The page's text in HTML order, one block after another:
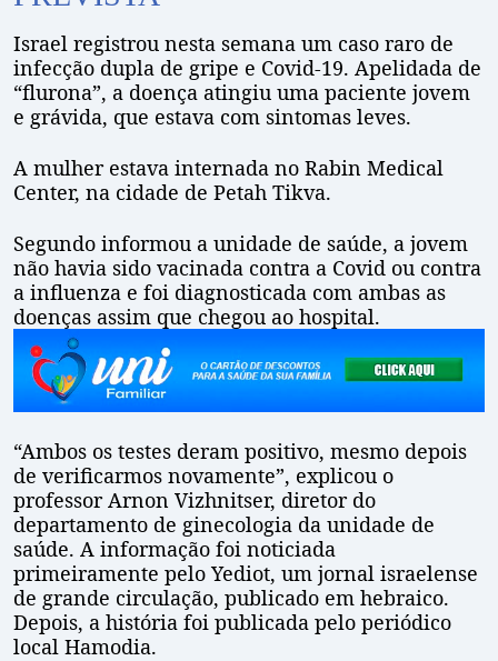
Israel registrou nesta semana um caso raro de
infecção dupla de gripe e Covid-19. Apelidada de
“flurona”, a doença atingiu uma paciente jovem
e grávida, que estava com sintomas leves.
A mulher estava internada no Rabin Medical
Center, na cidade de Petah Tikva.
Segundo informou a unidade de saúde, a jovem
não havia sido vacinada contra a Covid ou contra
a influenza e foi diagnosticada com ambas as
doenças assim que chegou ao hospital.
“Ambos os testes deram positivo, mesmo depois
de verificarmos novamente”, explicou o
professor Arnon Vizhnitser, diretor do
departamento de ginecologia da unidade de
saúde. A informação foi noticiada
primeiramente pelo Yediot, um jornal israelense
de grande circulação, publicado em hebraico.
Depois, a história foi publicada pelo periódico
local Hamodia.